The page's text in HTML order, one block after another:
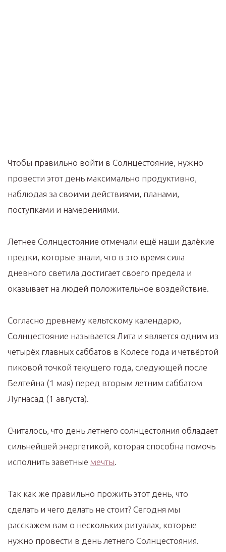
Чтобы правильно войти в Солнцестояние, нужно
провести этот день максимально продуктивно,
наблюдая за своими действиями, планами,
поступками и намерениями.
Летнее Солнцестояние отмечали ещё наши далёкие
предки, которые знали, что в это время сила
дневного светила достигает своего предела и
оказывает на людей положительное воздействие.
Согласно древнему кельтскому календарю,
Солнцестояние называется Лита и является одним из
четырёх главных саббатов в Колесе года и четвёртой
пиковой точкой текущего года, следующей после
Белтейна (1 мая) перед вторым летним саббатом
Лугнасад (1 августа).
Считалось, что день летнего солнцестояния обладает
сильнейшей энергетикой, которая способна помочь
исполнить заветные мечты.
Так как же правильно прожить этот день, что
сделать и чего делать не стоит? Сегодня мы
расскажем вам о нескольких ритуалах, которые
нужно провести в день летнего Солнцестояния.